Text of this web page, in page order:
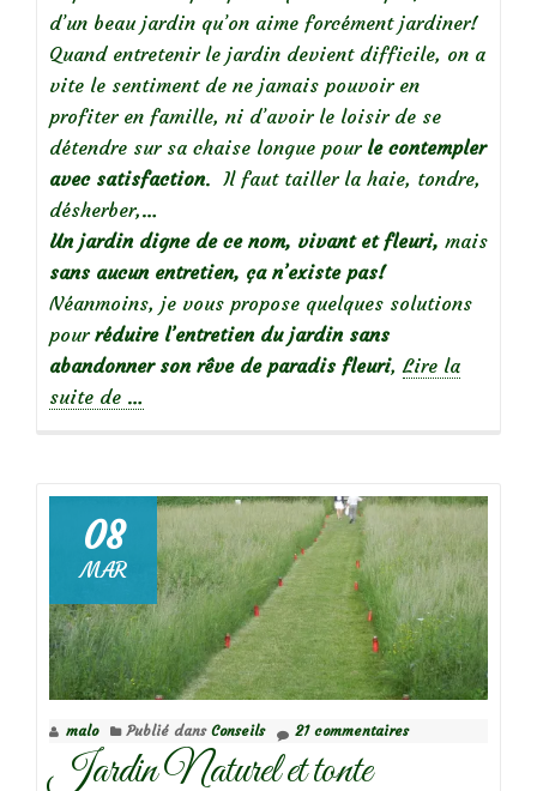
d’un beau jardin qu’on aime forcément jardiner!
Quand entretenir le jardin devient difficile, on a
vite le sentiment de ne jamais pouvoir en
profiter en famille, ni d’avoir le loisir de se
détendre sur sa chaise longue pour le contempler
avec satisfaction. Il faut tailler la haie, tondre,
désherber,…
Un jardin digne de ce nom, vivant et fleuri, mais
sans aucun entretien, ça n’existe pas!
Néanmoins, je vous propose quelques solutions
pour réduire l’entretien du jardin sans
abandonner son rêve de paradis fleuri, Lire la
suite de
:
Réduire
l’entretien
de
son
jardin
…
08
MAR
malo Publié dans Conseils 21 commentaires
Jardin Naturel et tonte